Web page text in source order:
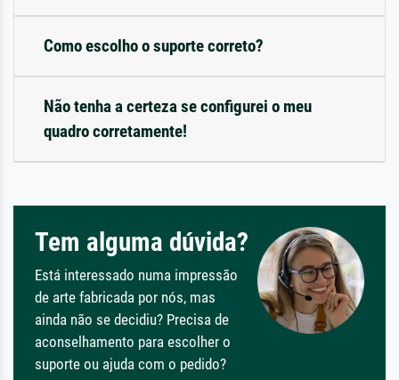
Como escolho o suporte correto?
Não tenha a certeza se configurei o meu
quadro corretamente!
Tem alguma dúvida?
Está interessado numa impressão
de arte fabricada por nós, mas
ainda não se decidiu? Precisa de
aconselhamento para escolher o
suporte ou ajuda com o pedido?